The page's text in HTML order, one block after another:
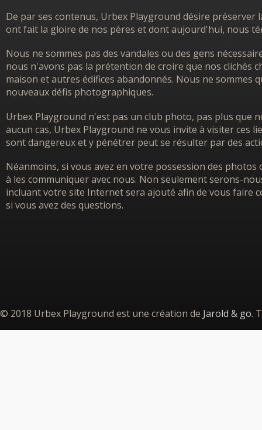
De par ses contenus, Urbex Playground désire
ont fait la gloire de nos pères et dont aujourd'hui, nous
Nous ne sommes pas des vandales ou des gens
nous n'avons pas la prétention de croire que nos clichés
maison et autres édifices abandonnés. Nous ne sommes
nouveaux défis photographiques.
Urbex Playground n'est pas un club photo, pas plus que
aucun cas, Urbex Playground ne vous invite à visiter ces
sont dangereux et y pénétrer peut se résulter par des
Néanmoins, si vous avez en votre possession des
à les communiquer avec nous. Non seulement serons-
incluant votre site Internet sera ajouté afin de vous faire
si vous avez des questions.
© 2018 Urbex Playground est une création de Jarold & go.